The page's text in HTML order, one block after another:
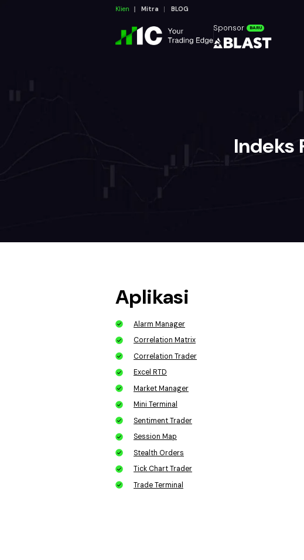
Klien Mitra BLOG
Sponsor BARU
Indeks
Aplikasi
Alarm Manager
Correlation Matrix
Correlation Trader
Excel RTD
Market Manager
Mini Terminal
Sentiment Trader
Session Map
Stealth Orders
Tick Chart Trader
Trade Terminal